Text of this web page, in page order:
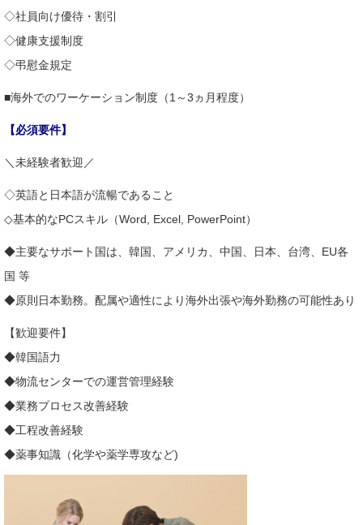
◇社員向け優待・割引
◇健康支援制度
◇弔慰金規定
■海外でのワーケーション制度（1～3ヵ月程度）
【必須要件】
＼未経験者歓迎／
◇英語と日本語が流暢であること
◇基本的なPCスキル（Word, Excel, PowerPoint）
◆主要なサポート国は、韓国、アメリカ、中国、日本、台湾、EU各
国 等
◆原則日本勤務。配属や適性により海外出張や海外勤務の可能性あり
【歓迎要件】
◆韓国語力
◆物流センターでの運営管理経験
◆業務プロセス改善経験
◆工程改善経験
◆薬事知識（化学や薬学専攻など)